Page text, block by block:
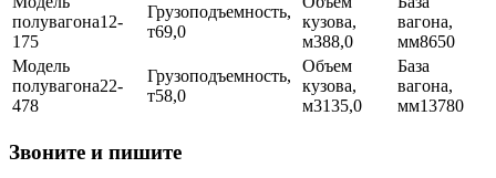
12-
175
69,0
88,0 8650
22-
478
58,0
135,0 13780
Звоните и пишите